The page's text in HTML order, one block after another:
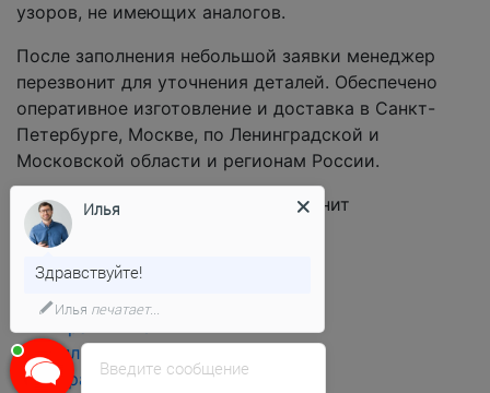
узоров, не имеющих аналогов.
После заполнения небольшой заявки менеджер
перезвонит для уточнения деталей. Обеспечено
оперативное изготовление и доставка в Санкт-
Петербурге, Москве, по Ленинградской и
Московской области и регионам России.
Наша компания «Мир
гранита» реализует
следующие позиции:
гранитные
плиты,
гранитный бордюр,
Введите сообщение
Илья
Здравствуйте!
Илья печатает...